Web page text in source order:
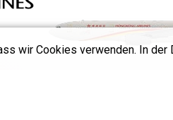
wir Cookies verwenden. In der